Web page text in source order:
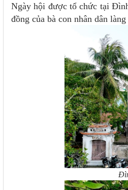
Ngày hội được tổ chức tại
đồng của bà con nhân dân